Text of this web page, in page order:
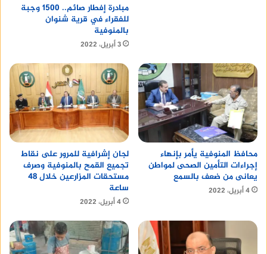
مبادرة إفطار صائم.. 1500 وجبة
للفقراء في قرية شنوان
بالمنوفية
3 أبريل، 2022
محافظ المنوفية يأمر بإنهاء
إجراءات التأمين الصحى لمواطن
يعانى من ضعف بالسمع
4 أبريل، 2022
لجان إشرافية للمرور على نقاط
تجميع القمح بالمنوفية وصرف
مستحقات المزارعين خلال 48
ساعة
4 أبريل، 2022